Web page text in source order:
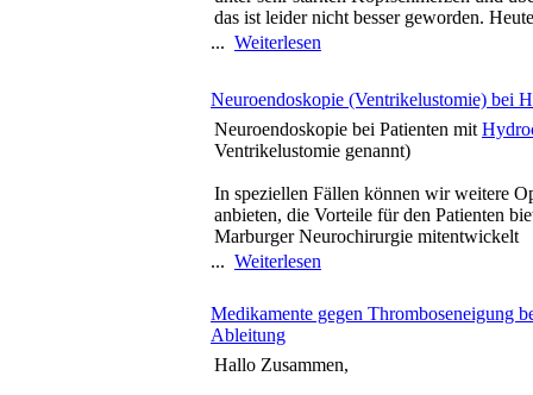
das ist leider nicht besser geworden.
... Weiterlesen
Neuroendoskopie (Ventrikelustomie) bei
Neuroendoskopie bei Patienten mit
Ventrikelustomie genannt)
In speziellen Fällen können wir weitere
anbieten, die Vorteile für den Patienten
Marburger Neurochirurgie mitentwickelt
... Weiterlesen
Medikamente gegen Thromboseneigung
Ableitung
Hallo Zusammen,